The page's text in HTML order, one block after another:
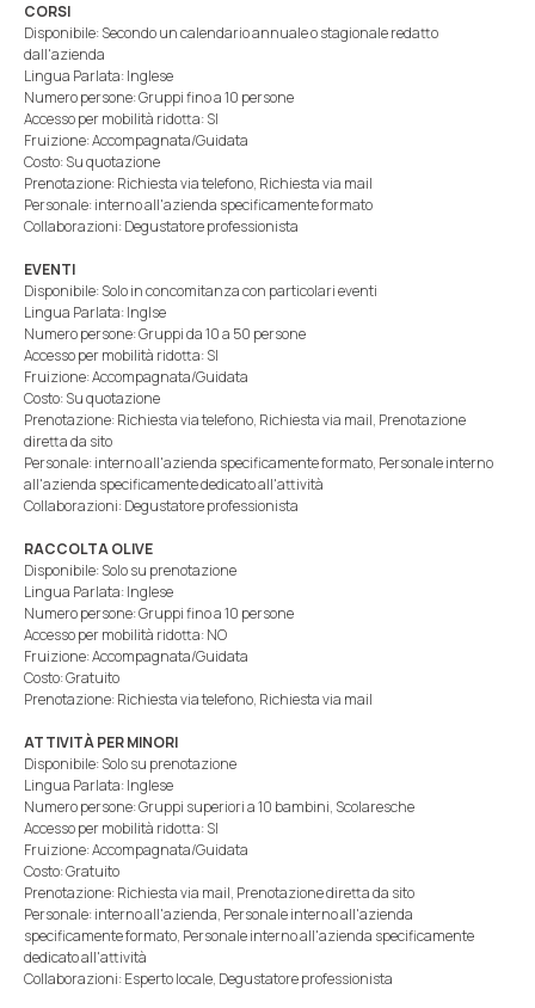
CORSI
Disponibile: Secondo un calendario annuale o stagionale redatto
dall'azienda
Lingua Parlata: Inglese
Numero persone: Gruppi fino a 10 persone
Accesso per mobilità ridotta: SI
Fruizione: Accompagnata/Guidata
Costo: Su quotazione
Prenotazione: Richiesta via telefono, Richiesta via mail
Personale: interno all'azienda specificamente formato
Collaborazioni: Degustatore professionista
EVENTI
Disponibile: Solo in concomitanza con particolari eventi
Lingua Parlata: Inglse
Numero persone: Gruppi da 10 a 50 persone
Accesso per mobilità ridotta: SI
Fruizione: Accompagnata/Guidata
Costo: Su quotazione
Prenotazione: Richiesta via telefono, Richiesta via mail, Prenotazione
diretta da sito
Personale: interno all'azienda specificamente formato, Personale interno
all'azienda specificamente dedicato all'attività
Collaborazioni: Degustatore professionista
RACCOLTA OLIVE
Disponibile: Solo su prenotazione
Lingua Parlata: Inglese
Numero persone: Gruppi fino a 10 persone
Accesso per mobilità ridotta: NO
Fruizione: Accompagnata/Guidata
Costo: Gratuito
Prenotazione: Richiesta via telefono, Richiesta via mail
ATTIVITÀ PER MINORI
Disponibile: Solo su prenotazione
Lingua Parlata: Inglese
Numero persone: Gruppi superiori a 10 bambini, Scolaresche
Accesso per mobilità ridotta: SI
Fruizione: Accompagnata/Guidata
Costo: Gratuito
Prenotazione: Richiesta via mail, Prenotazione diretta da sito
Personale: interno all'azienda, Personale interno all'azienda
specificamente formato, Personale interno all'azienda specificamente
dedicato all'attività
Collaborazioni: Esperto locale, Degustatore professionista